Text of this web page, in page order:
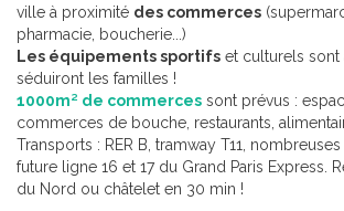
ville à proximité des commerces
pharmacie, boucherie...)
Les équipements sportifs et culturels sont
séduiront les familles !
1000m² de commerces sont prévus :
commerces de bouche, restaurants,
Transports : RER B, tramway T11,
future ligne 16 et 17 du Grand Paris Express.
du Nord ou châtelet en 30 min !